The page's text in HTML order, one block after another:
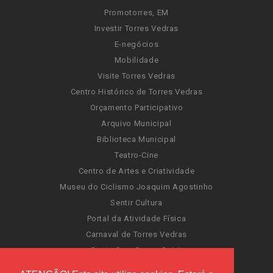
Promotorres, EM
Investir Torres Vedras
E-negócios
Mobilidade
Visite Torres Vedras
Centro Histórico de Torres Vedras
Orçamento Participativo
Arquivo Municipal
Biblioteca Municipal
Teatro-Cine
Centro de Artes e Criatividade
Museu do Ciclismo Joaquim Agostinho
Sentir Cultura
Portal da Atividade Física
Carnaval de Torres Vedras
Santa Cruz Ocean Spirit